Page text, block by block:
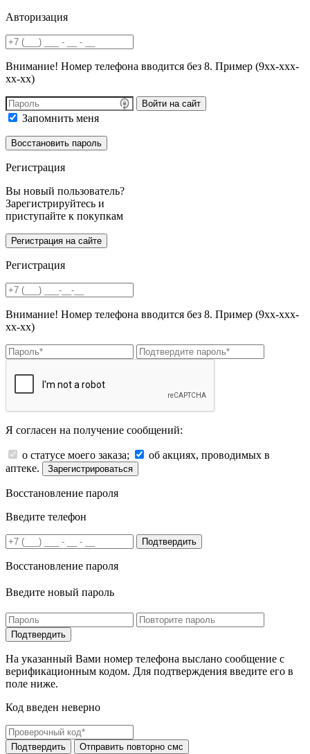
Авторизация
Внимание! Номер телефона вводится без 8. Пример (9хх-ххх-
хх-хх)
Войти на сайт
Запомнить меня
Регистрация
Вы новый пользователь?
Зарегистрируйтесь и
приступайте к покупкам
Регистрация
Внимание! Номер телефона вводится без 8. Пример (9хх-ххх-
хх-хх)
Я согласен на получение сообщений:
о статусе моего заказа;
об акциях, проводимых в
аптеке.
Зарегистрироваться
Восстановление пароля
Введите телефон
Подтвердить
Восстановление пароля
Введите новый пароль
На указанный Вами номер телефона выслано сообщение с
верификационным кодом. Для подтверждения введите его в
поле ниже.
Код введен неверно